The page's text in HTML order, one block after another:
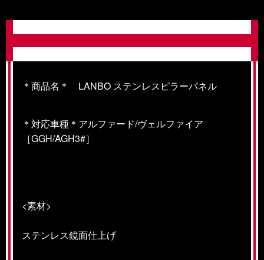
＊商品名＊ LANBO ステンレスピラーパネル
＊対応車種＊アルファード/ヴェルファイア
［GGH/AGH3#］
<素材>
ステンレス鏡面仕上げ